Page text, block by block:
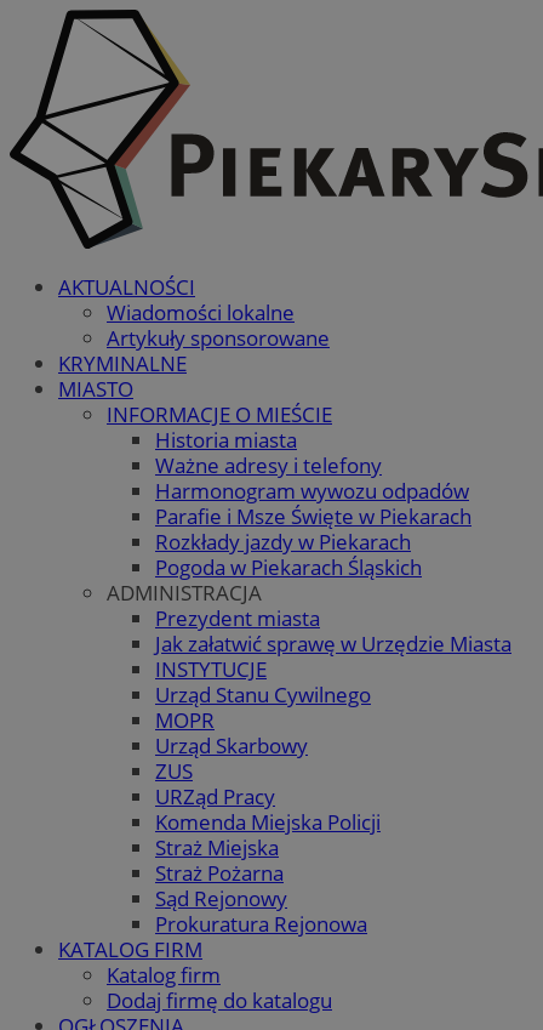
AKTUALNOŚCI
Wiadomości lokalne
Artykuły sponsorowane
KRYMINALNE
MIASTO
INFORMACJE O MIEŚCIE
Historia miasta
Ważne adresy i telefony
Harmonogram wywozu odpadów
Parafie i Msze Święte w Piekarach
Rozkłady jazdy w Piekarach
Pogoda w Piekarach Śląskich
ADMINISTRACJA
Prezydent miasta
Jak załatwić sprawę w Urzędzie Miasta
INSTYTUCJE
Urząd Stanu Cywilnego
MOPR
Urząd Skarbowy
ZUS
URZąd Pracy
Komenda Miejska Policji
Straż Miejska
Straż Pożarna
Sąd Rejonowy
Prokuratura Rejonowa
KATALOG FIRM
Katalog firm
Dodaj firmę do katalogu